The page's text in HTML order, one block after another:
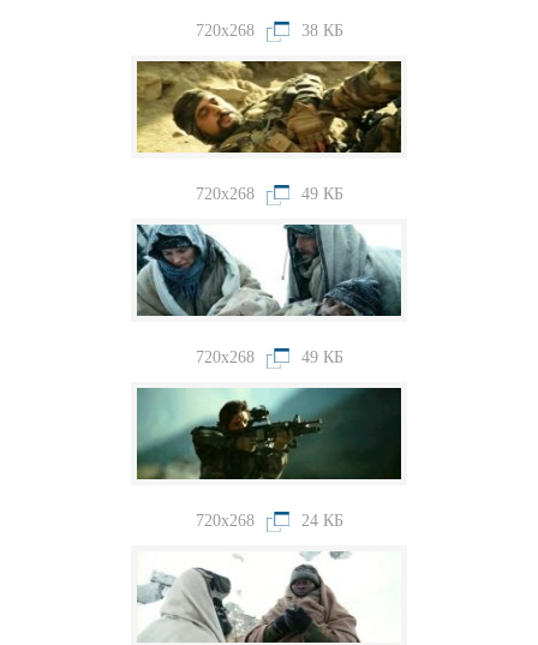
720x268 38 КБ
720x268 49 КБ
720x268 49 КБ
720x268 24 КБ